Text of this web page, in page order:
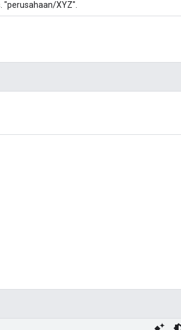
"perusahaan/XYZ".